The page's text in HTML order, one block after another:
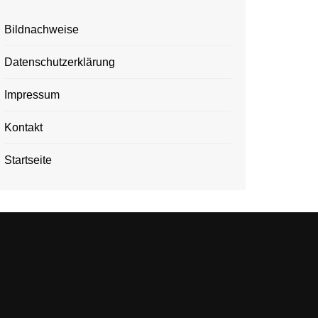
Bildnachweise
Datenschutzerklärung
Impressum
Kontakt
Startseite